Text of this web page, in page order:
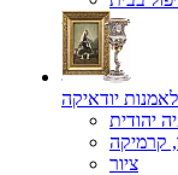
יודאיקה
יהודית
קרמיקה
ציור